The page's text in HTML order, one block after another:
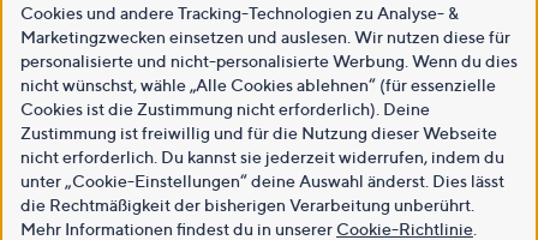
Cookies und andere Tracking-Technologien zu Analyse- &
Marketingzwecken einsetzen und auslesen. Wir nutzen diese für
personalisierte und nicht-personalisierte Werbung. Wenn du dies
nicht wünschst, wähle „Alle Cookies ablehnen“ (für essenzielle
Cookies ist die Zustimmung nicht erforderlich). Deine
Zustimmung ist freiwillig und für die Nutzung dieser Webseite
nicht erforderlich. Du kannst sie jederzeit widerrufen, indem du
unter „Cookie-Einstellungen“ deine Auswahl änderst. Dies lässt
die Rechtmäßigkeit der bisherigen Verarbeitung unberührt.
Mehr Informationen findest du in unsererCookie-Richtlinie